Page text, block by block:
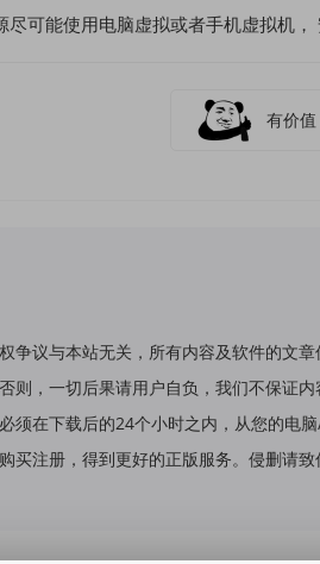
可能使用电脑虚拟或者手机虚拟机，
有价
争议与本站无关，所有内容及软件的文
则，一切后果请用户自负，我们不保证
须在下载后的24个小时之内，从您的电
买注册，得到更好的正版服务。侵删请